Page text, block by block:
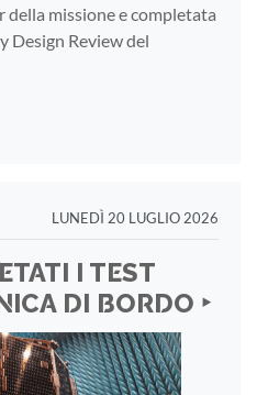
missione e completata
Design Review del
LUNEDÌ 20 LUGLIO 2026
I TEST
DI BORDO ‣